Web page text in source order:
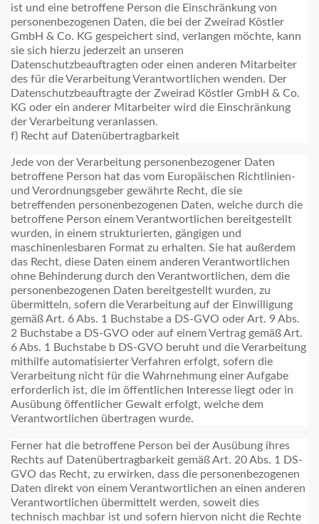
ist und eine betroffene Person die Einschränkung von
personenbezogenen Daten, die bei der Zweirad Köstler
GmbH & Co. KG gespeichert sind, verlangen möchte, kann
sie sich hierzu jederzeit an unseren
Datenschutzbeauftragten oder einen anderen Mitarbeiter
des für die Verarbeitung Verantwortlichen wenden. Der
Datenschutzbeauftragte der Zweirad Köstler GmbH & Co.
KG oder ein anderer Mitarbeiter wird die Einschränkung
der Verarbeitung veranlassen.
f) Recht auf Datenübertragbarkeit
Jede von der Verarbeitung personenbezogener Daten
betroffene Person hat das vom Europäischen Richtlinien-
und Verordnungsgeber gewährte Recht, die sie
betreffenden personenbezogenen Daten, welche durch die
betroffene Person einem Verantwortlichen bereitgestellt
wurden, in einem strukturierten, gängigen und
maschinenlesbaren Format zu erhalten. Sie hat außerdem
das Recht, diese Daten einem anderen Verantwortlichen
ohne Behinderung durch den Verantwortlichen, dem die
personenbezogenen Daten bereitgestellt wurden, zu
übermitteln, sofern die Verarbeitung auf der Einwilligung
gemäß Art. 6 Abs. 1 Buchstabe a DS-GVO oder Art. 9 Abs.
2 Buchstabe a DS-GVO oder auf einem Vertrag gemäß Art.
6 Abs. 1 Buchstabe b DS-GVO beruht und die Verarbeitung
mithilfe automatisierter Verfahren erfolgt, sofern die
Verarbeitung nicht für die Wahrnehmung einer Aufgabe
erforderlich ist, die im öffentlichen Interesse liegt oder in
Ausübung öffentlicher Gewalt erfolgt, welche dem
Verantwortlichen übertragen wurde.
Ferner hat die betroffene Person bei der Ausübung ihres
Rechts auf Datenübertragbarkeit gemäß Art. 20 Abs. 1 DS-
GVO das Recht, zu erwirken, dass die personenbezogenen
Daten direkt von einem Verantwortlichen an einen anderen
Verantwortlichen übermittelt werden, soweit dies
technisch machbar ist und sofern hiervon nicht die Rechte